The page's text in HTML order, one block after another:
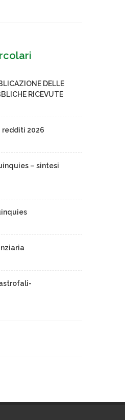
DELLE
RICEVUTE
redditi 2026
– sintesi